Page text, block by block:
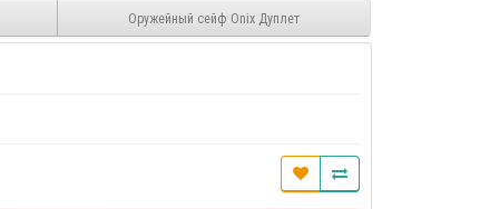
Оружейный сейф Onix Дуплет